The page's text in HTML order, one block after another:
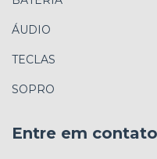
ÁUDIO
TECLAS
SOPRO
Entre em contato